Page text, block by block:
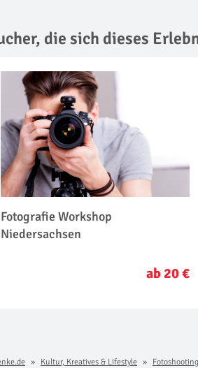
die sich dieses
Fotografie Workshop
Niedersachsen
ab 20 €
Kultur, Kreatives & Lifestyle